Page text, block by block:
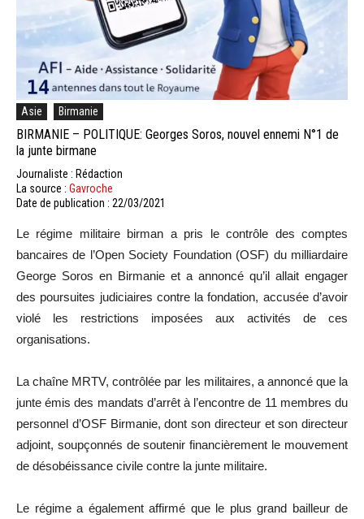
Asie Birmanie
BIRMANIE – POLITIQUE: Georges Soros, nouvel ennemi N°1 de
la junte birmane
Journaliste : Rédaction
La source : Gavroche
Date de publication : 22/03/2021
Le régime militaire birman a pris le contrôle des comptes
bancaires de l’Open Society Foundation (OSF) du milliardaire
George Soros en Birmanie et a annoncé qu’il allait engager
des poursuites judiciaires contre la fondation, accusée d’avoir
violé les restrictions imposées aux activités de ces
organisations.
La chaîne MRTV, contrôlée par les militaires, a annoncé que la
junte émis des mandats d’arrêt à l’encontre de 11 membres du
personnel d’OSF Birmanie, dont son directeur et son directeur
adjoint, soupçonnés de soutenir financièrement le mouvement
de désobéissance civile contre la junte militaire.
Le régime a également affirmé que le plus grand bailleur de